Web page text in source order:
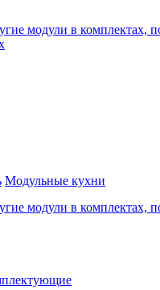
модули в комплектах,
Модульные кухни
модули в комплектах,